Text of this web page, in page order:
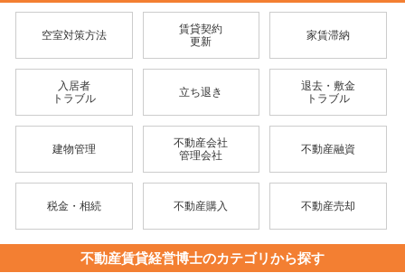
空室対策方法
賃貸契約
更新
家賃滞納
入居者
トラブル
立ち退き
退去・敷金
トラブル
建物管理
不動産会社
管理会社
不動産融資
税金・相続 不動産購入 不動産売却
不動産賃貸経営博士のカテゴリから探す